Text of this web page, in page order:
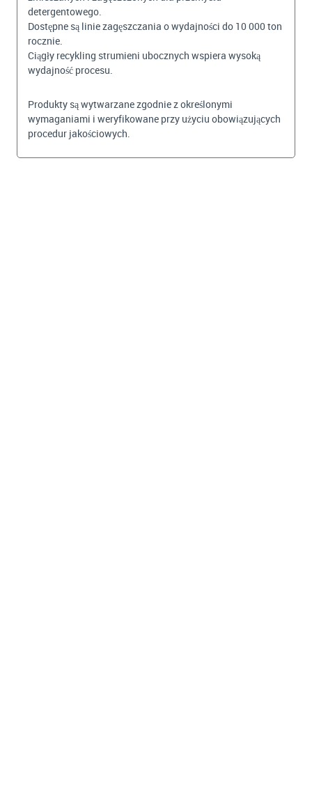
detergentowego.
Dostępne są linie zagęszczania o wydajności do 10 000 ton
rocznie.
Ciągły recykling strumieni ubocznych wspiera wysoką
wydajność procesu.
Produkty są wytwarzane zgodnie z określonymi
wymaganiami i weryfikowane przy użyciu obowiązujących
procedur jakościowych.